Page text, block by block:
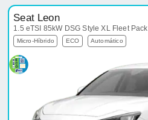
Seat Leon
1.5 eTSI 85kW DSG Style XL Fleet Pack
Micro-Híbrido ECO Automático